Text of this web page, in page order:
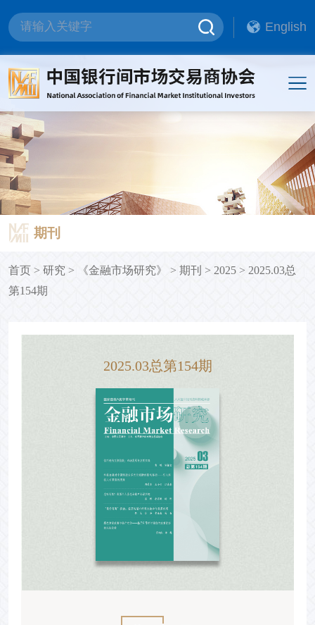
English
期刊
首页> 研究 > 《金融市场研究》 > 期刊 > 2025> 2025.03总
第154期
2025.03总第154期